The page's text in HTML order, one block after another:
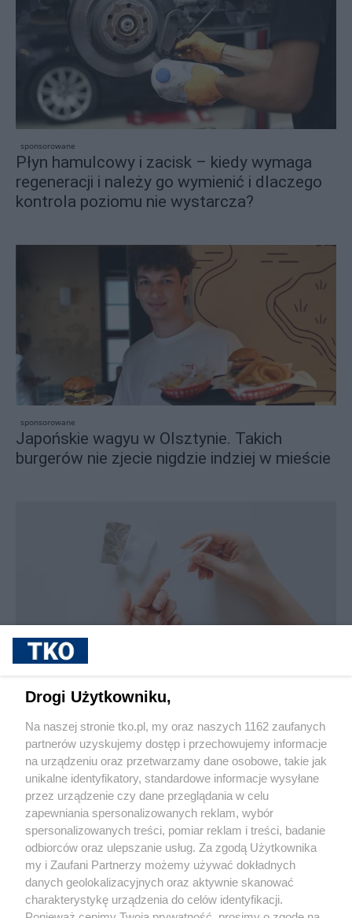
sponsorowane
Płyn hamulcowy i zacisk – kiedy wymaga
regeneracji i należy go wymienić i dlaczego
kontrola poziomu nie wystarcza?
sponsorowane
Japońskie wagyu w Olsztynie. Takich
burgerów nie zjecie nigdzie indziej w mieście
Jak rozpoznać, że soczewki kontaktowe są
Pokaż więcej
Reklama Tematy Archiwum artykułów
Drogi Użytkowniku,
Na naszej stronie tko.pl, my oraz naszych 1162 zaufanych
partnerów uzyskujemy dostęp i przechowujemy informacje
na urządzeniu oraz przetwarzamy dane osobowe, takie jak
unikalne identyfikatory, standardowe informacje wysyłane
przez urządzenie czy dane przeglądania w celu
zapewniania spersonalizowanych reklam, wybór
spersonalizowanych treści, pomiar reklam i treści, badanie
odbiorców oraz ulepszanie usług. Za zgodą Użytkownika
my i Zaufani Partnerzy możemy używać dokładnych
danych geolokalizacyjnych oraz aktywnie skanować
charakterystykę urządzenia do celów identyfikacji.